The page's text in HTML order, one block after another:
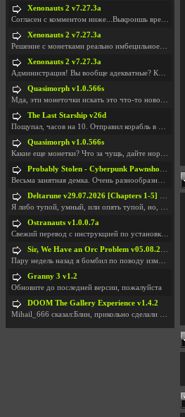
Xenonauts 2 v7.27.3a
Согласен с комментом ниже...Выкроишь время чтобы з
Xenonauts 2 v7.27.3a
Решение с монетками реально имбецильное. Как сдела
Xenonauts 2 v7.27.3a
Администрация! Вы вообще адекватные? Какие монетки
Quasimorph v1.0.566s
Мда, эти монеточки искать это что-то новое в сфере
The Last Starship v26d
Пощупал, часов на 10. Отправил корабль в другую Га
Quasimorph v1.0.566s
Какие еще монетки? Что за чущь, дайте нормально ск
Probably Stolen - Cyberpunk Pawnshop Simulator v048c [Playtest]
Весьма занятная демка. Очень разнообразные механик
Deltarune v29.07.2026 [Chapters 1-5] / + RUS [Chapters 1-5]
Я либо тупой, умный, или опять тупой, но, вроде я
Ostranauts v1.0.0.7a
Свежий перевод с инструкцией по установкеhttps://g
Sir, We Have an Orc Problem v05.08.2026
Пару недель назад я бомбил по поводу изменения мин
Granny 3 v1.2
Обновите до последней версии, пожалуйста
DOOM The Gallery Experience v1.4.2
Mihail_666 сказал:Блин, прикольно сделали с монетк